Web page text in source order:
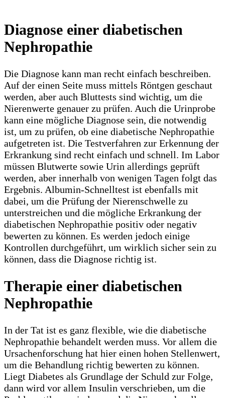
Diagnose einer diabetischen
Nephropathie
Die Diagnose kann man recht einfach beschreiben.
Auf der einen Seite muss mittels Röntgen geschaut
werden, aber auch Bluttests sind wichtig, um die
Nierenwerte genauer zu prüfen. Auch die Urinprobe
kann eine mögliche Diagnose sein, die notwendig
ist, um zu prüfen, ob eine diabetische Nephropathie
aufgetreten ist. Die Testverfahren zur Erkennung der
Erkrankung sind recht einfach und schnell. Im Labor
müssen Blutwerte sowie Urin allerdings geprüft
werden, aber innerhalb von wenigen Tagen folgt das
Ergebnis. Albumin-Schnelltest ist ebenfalls mit
dabei, um die Prüfung der Nierenschwelle zu
unterstreichen und die mögliche Erkrankung der
diabetischen Nephropathie positiv oder negativ
bewerten zu können. Es werden jedoch einige
Kontrollen durchgeführt, um wirklich sicher sein zu
können, dass die Diagnose richtig ist.
Therapie einer diabetischen
Nephropathie
In der Tat ist es ganz flexible, wie die diabetische
Nephropathie behandelt werden muss. Vor allem die
Ursachenforschung hat hier einen hohen Stellenwert,
um die Behandlung richtig bewerten zu können.
Liegt Diabetes als Grundlage der Schuld zur Folge,
dann wird vor allem Insulin verschrieben, um die